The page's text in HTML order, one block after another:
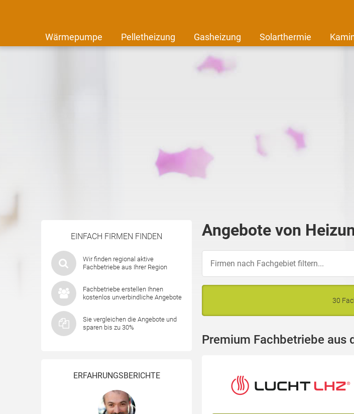
Wärmepumpe Pelletheizung Gasheizung Solarthermie
EINFACH FIRMEN FINDEN
Wir finden regional aktive
Fachbetriebe aus Ihrer Region
Fachbetriebe erstellen Ihnen
kostenlos unverbindliche Angebote
Sie vergleichen die Angebote und
sparen bis zu 30%
ERFAHRUNGSBERICHTE
Angebote von
30
Premium Fachbetriebe aus